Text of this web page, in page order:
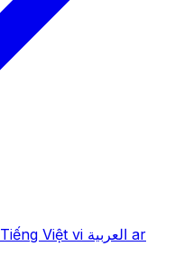
Tiếng Việt vi العربية ar